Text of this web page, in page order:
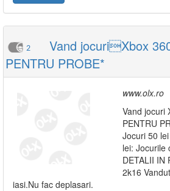
2
Vand jocuriXbox
PENTRU PROBE*
www.olx.ro
Vand jocuri
PENTRU
Jocuri 50
lei: Jocurile
DETALII IN
2k16
iasi.Nu fac deplasari.